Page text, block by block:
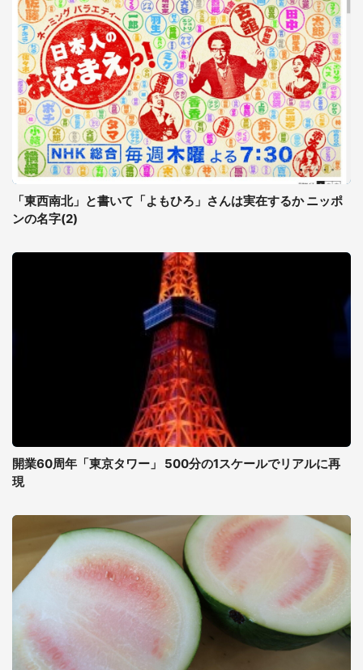
「東西南北」と書いて「よもひろ」さんは実在するか ニッポ
ンの名字(2)
開業60周年「東京タワー」 500分の1スケールでリアルに再
現